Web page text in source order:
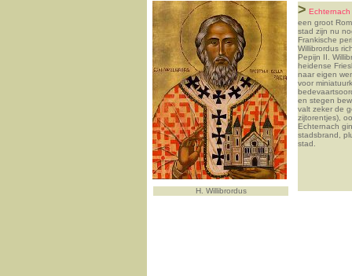
> Echternach
een groot
stad zijn nu
Frankische
Willibrordus
Pepijn II.
heidense
naar eigen
voor
en stegen
valt zeker de
zijtorentjes),
Echternach
stadsbrand,
stad.
H. Willibrordus